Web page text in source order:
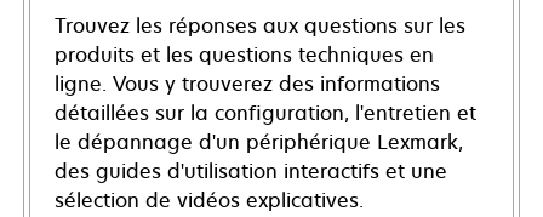
Trouvez les réponses aux questions sur les
produits et les questions techniques en
ligne. Vous y trouverez des informations
détaillées sur la configuration, l'entretien et
le dépannage d'un périphérique Lexmark,
des guides d'utilisation interactifs et une
sélection de vidéos explicatives.